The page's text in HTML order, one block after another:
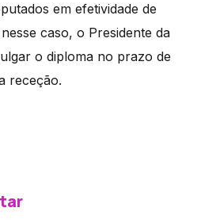
em efetividade de
caso, o Presidente da
o diploma no prazo de
receção.